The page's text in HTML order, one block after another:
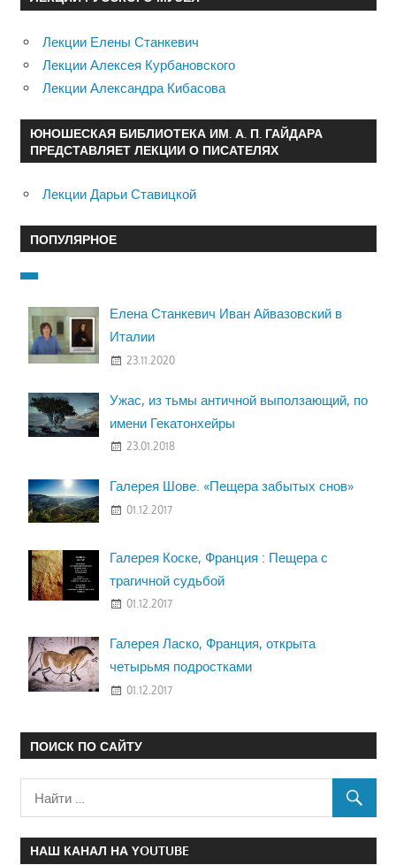
Лекции Елены Станкевич
Лекции Алексея Курбановского
Лекции Александра Кибасова
ЮНОШЕСКАЯ БИБЛИОТЕКА ИМ. А. П. ГАЙДАРА
ПРЕДСТАВЛЯЕТ ЛЕКЦИИ О ПИСАТЕЛЯХ
Лекции Дарьи Ставицкой
ПОПУЛЯРНОЕ
Елена Станкевич Иван Айвазовский в
Италии
23.11.2020
Ужас, из тьмы античной выползающий, по
имени Гекатонхейры
23.01.2018
Галерея Шове. «Пещера забытых снов»
01.12.2017
Галерея Коске, Франция : Пещера с
трагичной судьбой
01.12.2017
Галерея Ласко, Франция, открыта
четырьмя подростками
01.12.2017
ПОИСК ПО САЙТУ
НАШ КАНАЛ НА YOUTUBE